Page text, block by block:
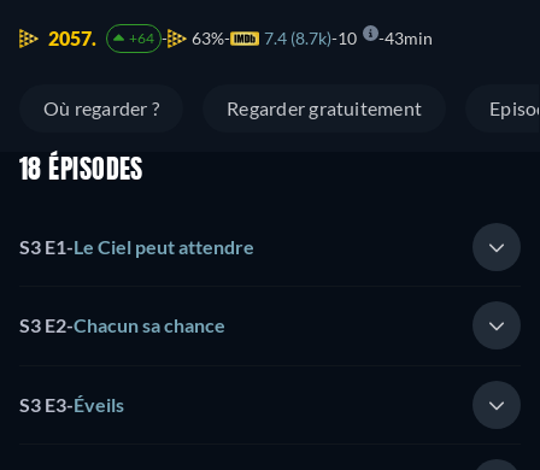
2057. +64 63% 7.4 (8.7k) 10 43min
Où regarder ? Regarder gratuitement
18 ÉPISODES
S3 E1-Le Ciel peut attendre
S3 E2-Chacun sa chance
S3 E3-Éveils